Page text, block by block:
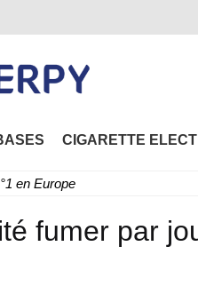
CIGARETTE
en Europe
fumer par